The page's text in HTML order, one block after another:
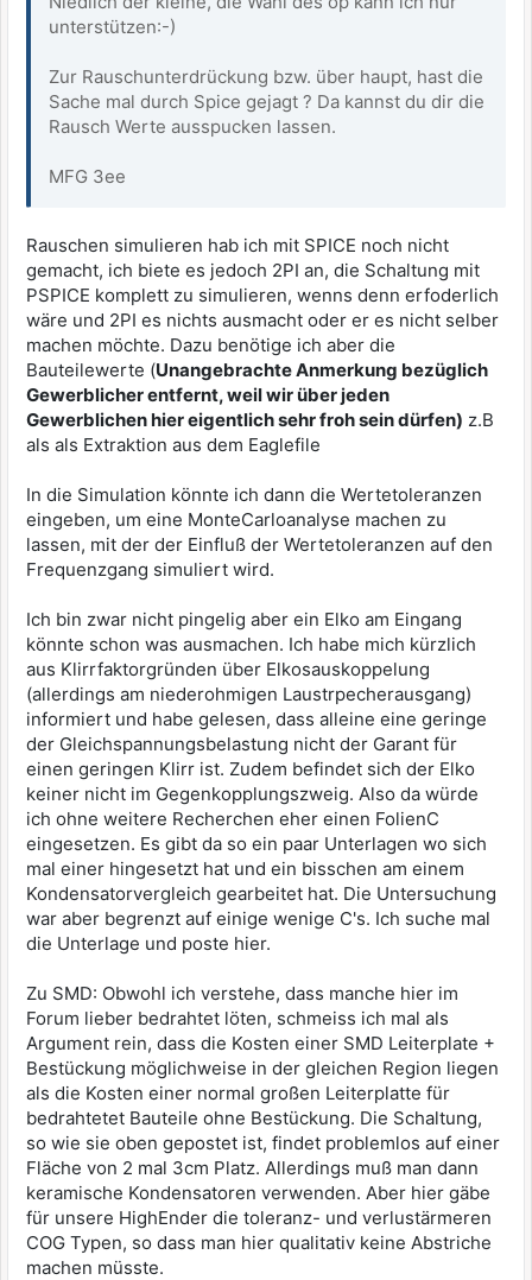
unterstützen:-)
Zur Rauschunterdrückung bzw. über haupt, hast die
Sache mal durch Spice gejagt ? Da kannst du dir die
Rausch Werte ausspucken lassen.
MFG 3ee
Rauschen simulieren hab ich mit SPICE noch nicht
gemacht, ich biete es jedoch 2PI an, die Schaltung mit
PSPICE komplett zu simulieren, wenns denn erfoderlich
wäre und 2PI es nichts ausmacht oder er es nicht selber
machen möchte. Dazu benötige ich aber die
Bauteilewerte (Unangebrachte Anmerkung bezüglich
Gewerblicher entfernt, weil wir über jeden
Gewerblichen hier eigentlich sehr froh sein dürfen) z.B
als als Extraktion aus dem Eaglefile
In die Simulation könnte ich dann die Wertetoleranzen
eingeben, um eine MonteCarloanalyse machen zu
lassen, mit der der Einfluß der Wertetoleranzen auf den
Frequenzgang simuliert wird.
Ich bin zwar nicht pingelig aber ein Elko am Eingang
könnte schon was ausmachen. Ich habe mich kürzlich
aus Klirrfaktorgründen über Elkosauskoppelung
(allerdings am niederohmigen Laustrpecherausgang)
informiert und habe gelesen, dass alleine eine geringe
der Gleichspannungsbelastung nicht der Garant für
einen geringen Klirr ist. Zudem befindet sich der Elko
keiner nicht im Gegenkopplungszweig. Also da würde
ich ohne weitere Recherchen eher einen FolienC
eingesetzen. Es gibt da so ein paar Unterlagen wo sich
mal einer hingesetzt hat und ein bisschen am einem
Kondensatorvergleich gearbeitet hat. Die Untersuchung
war aber begrenzt auf einige wenige C's. Ich suche mal
die Unterlage und poste hier.
Zu SMD: Obwohl ich verstehe, dass manche hier im
Forum lieber bedrahtet löten, schmeiss ich mal als
Argument rein, dass die Kosten einer SMD Leiterplate +
Bestückung möglichweise in der gleichen Region liegen
als die Kosten einer normal großen Leiterplatte für
bedrahtetet Bauteile ohne Bestückung. Die Schaltung,
so wie sie oben gepostet ist, findet problemlos auf einer
Fläche von 2 mal 3cm Platz. Allerdings muß man dann
keramische Kondensatoren verwenden. Aber hier gäbe
für unsere HighEnder die toleranz- und verlustärmeren
COG Typen, so dass man hier qualitativ keine Abstriche
machen müsste.